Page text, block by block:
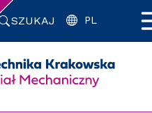
SZUKAJ PL